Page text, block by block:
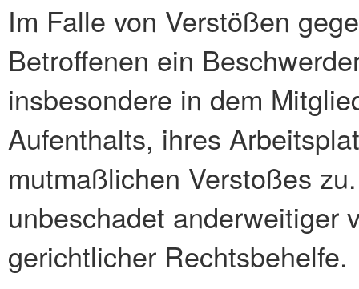
Im Falle von Verstößen
Betroffenen ein
insbesondere in dem
Aufenthalts, ihres
mutmaßlichen Verstoßes
unbeschadet anderweitiger
gerichtlicher Rechtsbehelfe.